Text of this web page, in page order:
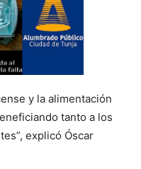
y la alimentación
tanto a los
explicó Óscar